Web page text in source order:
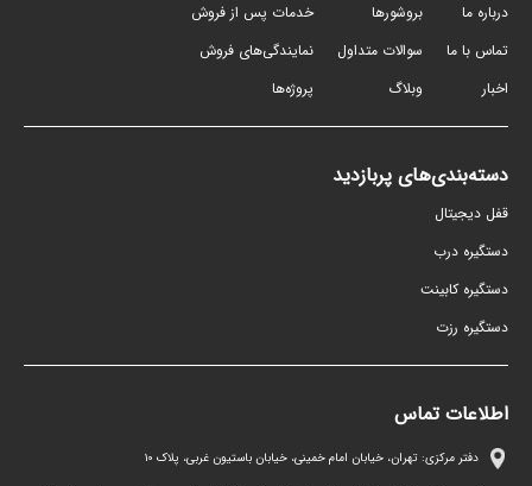
درباره ما
تماس با ما
اخبار
بروشورها
سوالات متداول
وبلاگ
خدمات پس از فروش
نمایندگی‌های فروش
پروژه‌ها
دسته‌بندی‌های پربازدید
قفل دیجیتال
دستگیره درب
دستگیره کابینت
دستگیره رزت
اطلاعات تماس
دفتر مرکزی: تهران، خیابان امام خمینی، خیابان باستیون غربی، پلاک ١٠